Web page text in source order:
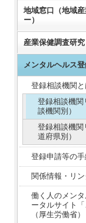
地域窓口（地域
ー）
産業保健調査研究
メンタルヘルス
登録相談機関と
登録相談機関
談機関別）
登録相談機関
道府県別）
登録申請等の
関係情報・リ
働く人のメン
ータルサイト「
（厚生労働省）